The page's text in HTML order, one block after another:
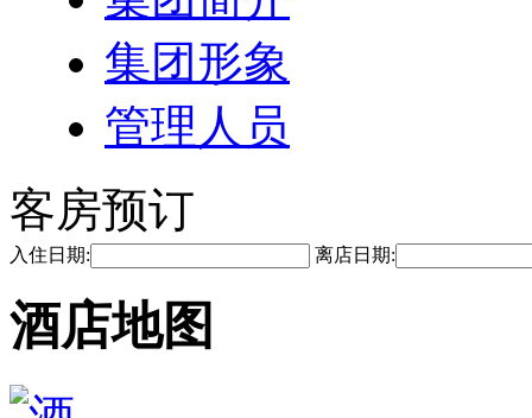
集团形象
管理人员
客房预订
入住日期: 离店日期:
酒店地图